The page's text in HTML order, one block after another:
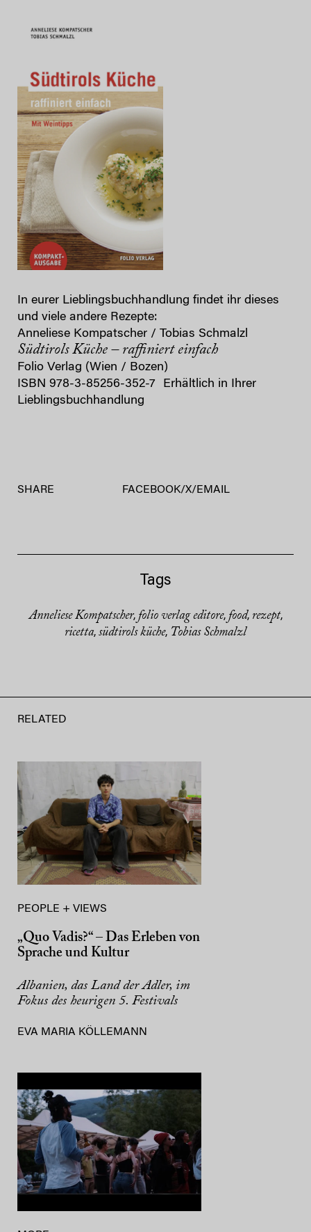
In eurer Lieblingsbuchhandlung findet ihr dieses
und viele andere Rezepte:
Anneliese Kompatscher / Tobias Schmalzl
Südtirols Küche – raffiniert einfach
Folio Verlag (Wien / Bozen)
ISBN 978-3-85256-352-7 Erhältlich in Ihrer
Lieblingsbuchhandlung
SHARE FACEBOOK/X/EMAIL
Tags
Anneliese Kompatscher, folio verlag editore, food, rezept,
ricetta, südtirols küche, Tobias Schmalzl
RELATED
PEOPLE + VIEWS
„Quo Vadis?“ – Das Erleben von
Sprache und Kultur
Albanien, das Land der Adler, im
Fokus des heurigen 5. Festivals
EVA MARIA KÖLLEMANN